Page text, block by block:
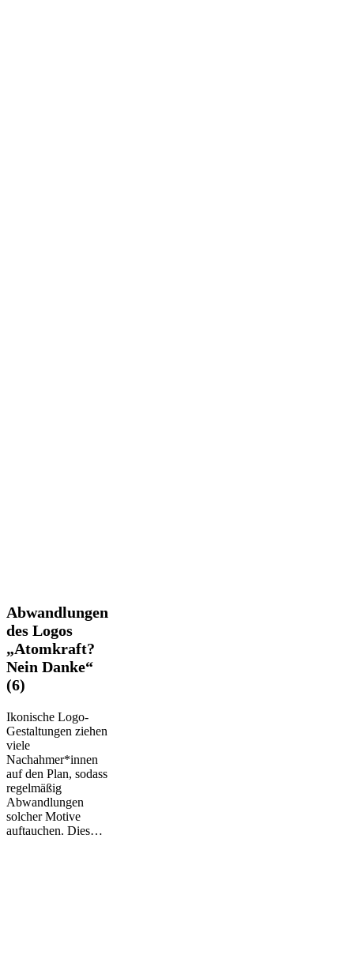
Abwandlungen
des
Logos
„Atomkraft?
Nein
Danke“
(6)
Abwandlungen
des Logos
„Atomkraft?
Nein Danke“
(6)
Ikonische Logo-
Gestaltungen ziehen
viele
Nachahmer*innen
auf den Plan, sodass
regelmäßig
Abwandlungen
solcher Motive
auftauchen. Dies…